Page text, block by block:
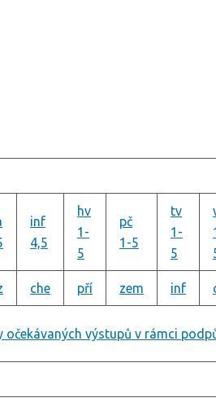
inf
4,5
hv
1-
5
pč
1-5
tv
1-
5
che pří zem inf
výstupů v rámci